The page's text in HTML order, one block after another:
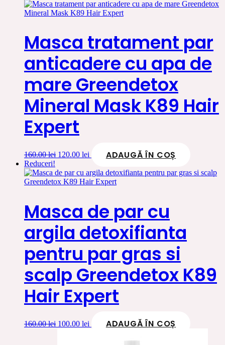
Masca tratament par
anticadere cu apa de
mare Greendetox
Mineral Mask K89 Hair
Expert
160.00lei Prețul
a
fost:
120.00 lei Prețul
este:
120.00 lei.
ADAUGĂ ÎN COȘ
Reduceri!
Masca de par cu
argila detoxifianta
pentru par gras si
scalp Greendetox K89
Hair Expert
160.00lei Prețul
100.00 lei PrețulADAUGĂ ÎN COȘ